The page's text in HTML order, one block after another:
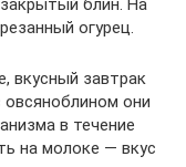
блин. На
огурец.
вкусный завтрак
овсяноблином они
в течение
на молоке — вкус